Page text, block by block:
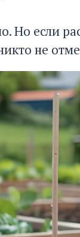
Но если
не